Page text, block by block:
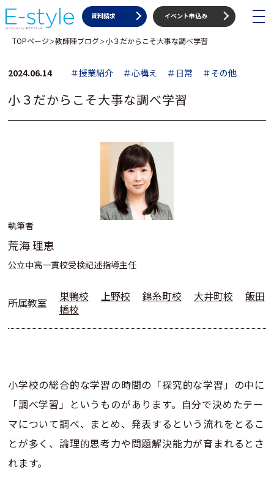
toggle
資料請求 イベント申込み
TOPページ＞教師陣ブログ＞小３だからこそ大事な調べ学習
2024.06.14 ＃授業紹介 ＃心構え ＃日常 ＃その他
小３だからこそ大事な調べ学習
執筆者
荒海 理恵
公立中高一貫校受検記述指導主任
所属教室 巣鴨校 上野校 錦糸町校 大井町校
飯田
橋校
小学校の総合的な学習の時間の「探究的な学習」の中に
「調べ学習」というものがあります。自分で決めたテー
マについて調べ、まとめ、発表するという流れをとるこ
とが多く、論理的思考力や問題解決能力が育まれるとさ
れます。